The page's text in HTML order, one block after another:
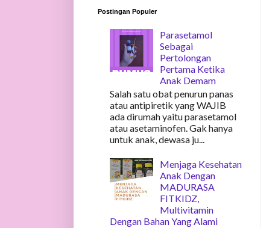
Postingan Populer
Parasetamol
Sebagai
Pertolongan
Pertama Ketika
Anak Demam
Salah satu obat penurun panas
atau antipiretik yang WAJIB
ada dirumah yaitu parasetamol
atau asetaminofen. Gak hanya
untuk anak, dewasa ju...
Menjaga Kesehatan
Anak Dengan
MADURASA
FITKIDZ,
Multivitamin
Dengan Bahan Yang Alami